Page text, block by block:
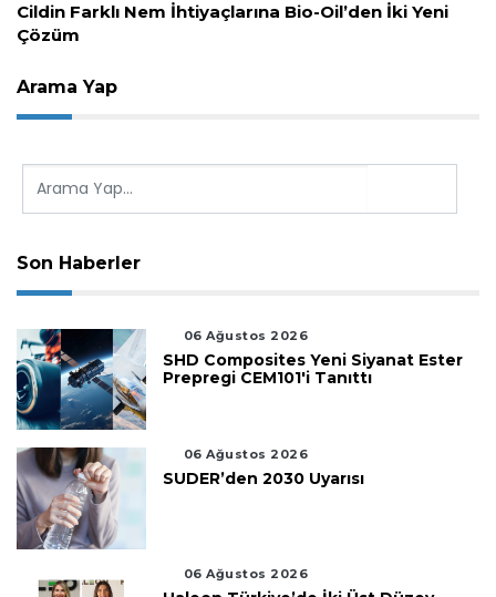
Cildin Farklı Nem İhtiyaçlarına Bio-Oil’den İki Yeni
Çözüm
Arama Yap
Son Haberler
06 Ağustos 2026
SHD Composites Yeni Siyanat Ester
Prepregi CEM101'i Tanıttı
06 Ağustos 2026
SUDER’den 2030 Uyarısı
06 Ağustos 2026